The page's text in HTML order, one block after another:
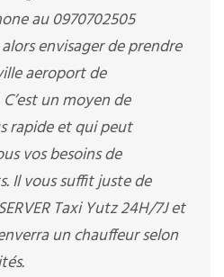
au 0970702505
envisager de prendre
aeroport de
un moyen de
rapide et qui peut
vos besoins de
Il vous suffit juste de
Taxi Yutz 24H/7J et
un chauffeur selon